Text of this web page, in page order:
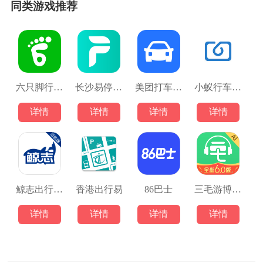
同类游戏推荐
六只脚行踪(sixfoottrck) v4.19.1安卓版
详情
长沙易停车官方
详情
美团打车司机版
详情
小蚁行车记录仪
详情
鲸志出行app
详情
香港出行易
详情
86巴士
详情
三毛游博物馆ai导览
详情